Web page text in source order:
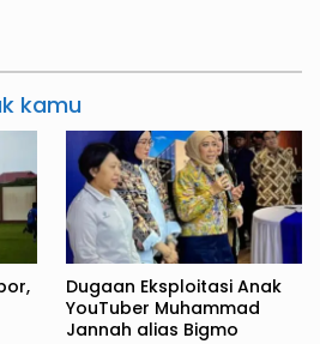
kamu
Dugaan Eksploitasi Anak
YouTuber Muhammad
Jannah alias Bigmo